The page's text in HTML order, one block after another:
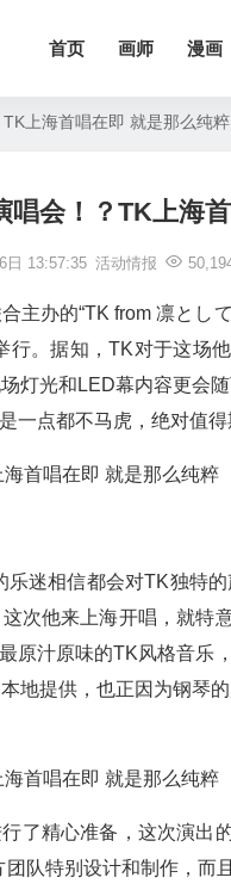
首页 画师 漫画
上海首唱在即 就是那么纯粹
唱会！？TK上海
日 13:57:35 活动情报
主办的“TK from 凛とし
。据知，TK对于这场
灯光和LED幕内容更会
一点都不马虎，绝对值得
迷相信都会对TK独特
次他来上海开唱，就特
原汁原味的TK风格音乐
地提供，也正因为钢琴
了精心准备，这次演出
队特别设计和制作，而